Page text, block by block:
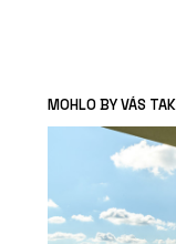
MOHLO BY VÁS